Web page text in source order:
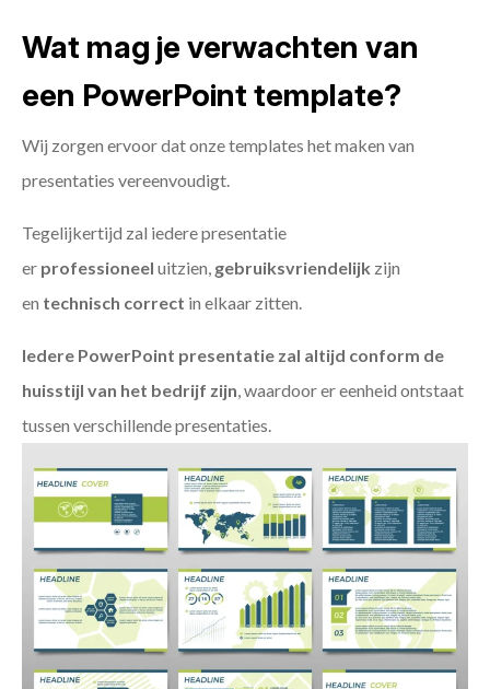
Wat mag je verwachten van
een PowerPoint template?
Wij zorgen ervoor dat onze templates het maken van
presentaties vereenvoudigt.
Tegelijkertijd zal iedere presentatie
er professioneel uitzien, gebruiksvriendelijk zijn
en technisch correct in elkaar zitten.
Iedere PowerPoint presentatie zal altijd conform de
huisstijl van het bedrijf zijn, waardoor er eenheid ontstaat
tussen verschillende presentaties.